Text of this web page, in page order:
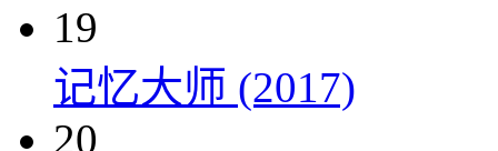
19
记忆大师 (2017)
20